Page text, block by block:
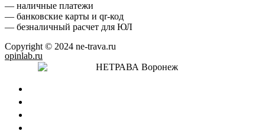
— наличные платежи
— банковские карты и qr-код
— безналичный расчет для ЮЛ
Copyright © 2024 ne-trava.ru
opinlab.ru